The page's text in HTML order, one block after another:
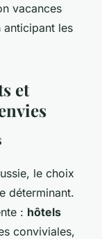
vacances
les
et
le choix
déterminant.
: hôtels
conviviales,